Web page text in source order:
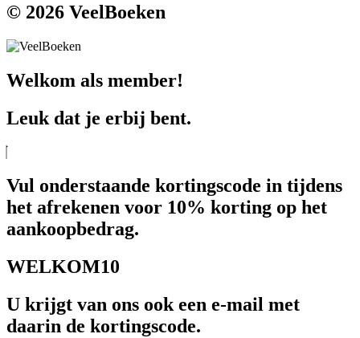
© 2026 VeelBoeken
Welkom als member!
Leuk dat je erbij bent.
Vul onderstaande kortingscode in tijdens
het afrekenen voor 10% korting op het
aankoopbedrag.
WELKOM10
U krijgt van ons ook een e-mail met
daarin de kortingscode.